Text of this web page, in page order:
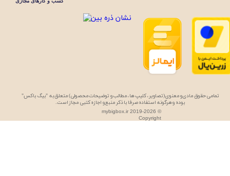
تمامی حقوق مادی و معنوی (تصاویر، کلیپ ها، مطالب و توضیحات محصولی) متعلق به "بیگ باکس"
بوده و هرگونه استفاده صرفا با ذکر منبع و اجازه کتبی مجاز است.
mybigbox.ir 2019-2026 ©
Copyright